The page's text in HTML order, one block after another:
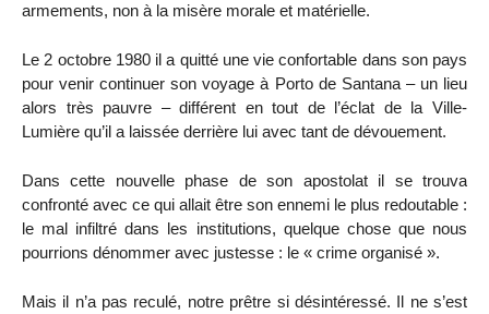
armements, non à la misère morale et matérielle.
Le 2 octobre 1980 il a quitté une vie confortable dans son pays
pour venir continuer son voyage à Porto de Santana – un lieu
alors très pauvre – différent en tout de l’éclat de la Ville-
Lumière qu’il a laissée derrière lui avec tant de dévouement.
Dans cette nouvelle phase de son apostolat il se trouva
confronté avec ce qui allait être son ennemi le plus redoutable :
le mal infiltré dans les institutions, quelque chose que nous
pourrions dénommer avec justesse : le « crime organisé ».
Mais il n’a pas reculé, notre prêtre si désintéressé. Il ne s’est